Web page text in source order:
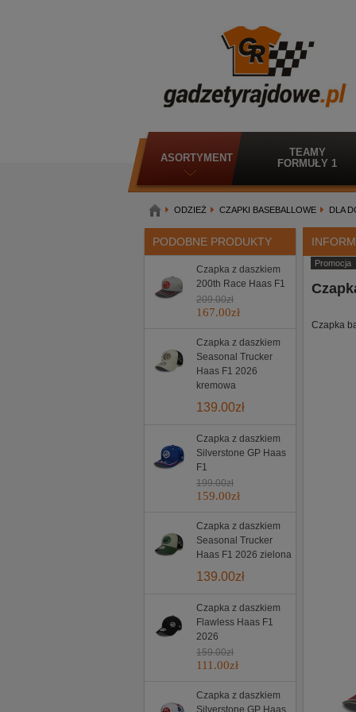
ASORTYMENT
TEAMY
FORMUŁY 1
ODZIEŻ CZAPKI BASEBALLOWE DLA
PODOBNE PRODUKTY
Czapka z daszkiem
200th Race Haas F1
209.00zł
167.00zł
Czapka z daszkiem
Seasonal Trucker
Haas F1 2026
kremowa
139.00zł
Czapka z daszkiem
Silverstone GP Haas
F1
199.00zł
159.00zł
Czapka z daszkiem
Seasonal Trucker
Haas F1 2026 zielona
139.00zł
Czapka z daszkiem
Flawless Haas F1
2026
159.00zł
111.00zł
Czapka z daszkiem
Silverstone GP Haas
Promocja
Czapka